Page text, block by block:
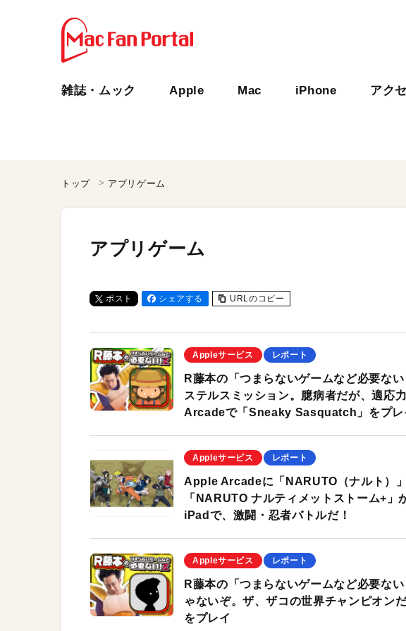
雑誌・ムック Apple Mac iPhone アク
トップ アプリゲーム
アプリゲーム
ポスト シェアする URLのコピー
Appleサービス レポート
R藤本の「つまらないゲームなど必要な
ステルスミッション。臆病者だが、適応
Arcadeで「Sneaky Sasquatch」をプレ
Appleサービス レポート
Apple Arcadeに「NARUTO（ナルト）
「NARUTO ナルティメットストーム+」
iPadで、激闘・忍者バトルだ！
Appleサービス レポート
R藤本の「つまらないゲームなど必要な
ゃないぞ。ザ、ザコの世界チャンピオ
をプレイ